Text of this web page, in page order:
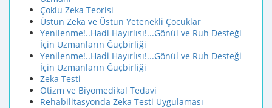
Çoklu Zeka Teorisi
Üstün Zeka ve Üstün Yetenekli Çocuklar
Yenilenme!..Hadi Hayırlısı!...Gönül ve Ruh Desteği
İçin Uzmanların Ğüçbirliği
Yenilenme!..Hadi Hayırlısı!...Gönül ve Ruh Desteği
İçin Uzmanların Ğüçbirliği
Zeka Testi
Otizm ve Biyomedikal Tedavi
Rehabilitasyonda Zeka Testi Uygulaması